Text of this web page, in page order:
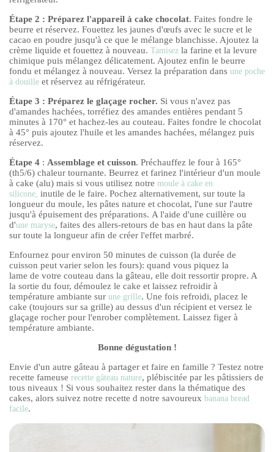
Étape 2 : Préparez l'appareil à cake chocolat. Faites fondre le
beurre et réservez. Fouettez les jaunes d'œufs avec le sucre et le
cacao en poudre jusqu'à ce que le mélange blanchisse. Ajoutez la
crème liquide et fouettez à nouveau. Tamisez la farine et la levure
chimique puis mélangez délicatement. Ajoutez enfin le beurre
fondu et mélangez à nouveau. Versez la préparation dans une poche
à douille et réservez au réfrigérateur.
Étape 3 : Préparez le glaçage rocher. Si vous n'avez pas
d'amandes hachées, torréfiez des amandes entières pendant 5
minutes à 170° et hachez-les au couteau. Faites fondre le chocolat
à 45° puis ajoutez l'huile et les amandes hachées, mélangez puis
réservez.
Étape 4 : Assemblage et cuisson. Préchauffez le four à 165°
(th5/6) chaleur tournante. Beurrez et farinez l'intérieur d'un moule
à cake (alu) mais si vous utilisez notre moule à cake en
silicone, inutile de le faire. Pochez alternativement, sur toute la
longueur du moule, les pâtes nature et chocolat, l'une sur l'autre
jusqu'à épuisement des préparations. A l'aide d'une cuillère ou
d'une maryse, faites des allers-retours de bas en haut dans la pâte
sur toute la longueur afin de créer l'effet marbré.
Enfournez pour environ 50 minutes de cuisson (la durée de
cuisson peut varier selon les fours): quand vous piquez la
lame de votre couteau dans la gâteau, elle doit ressortir propre. A
la sortie du four, démoulez le cake et laissez refroidir à
température ambiante sur une grille. Une fois refroidi, placez le
cake (toujours sur sa grille) au dessus d'un récipient et versez le
glaçage rocher pour l'enrober complètement. Laissez figer à
température ambiante.
Bonne dégustation !
Envie d'un autre gâteau à partager et faire en famille ? Testez notre
recette fameuse recette gâteau nature, plébiscitée par les pâtissiers de
tous niveaux ! Si vous souhaitez rester dans la thématique des
cakes, alors suivez notre recette d notre savoureux banana bread
facile.